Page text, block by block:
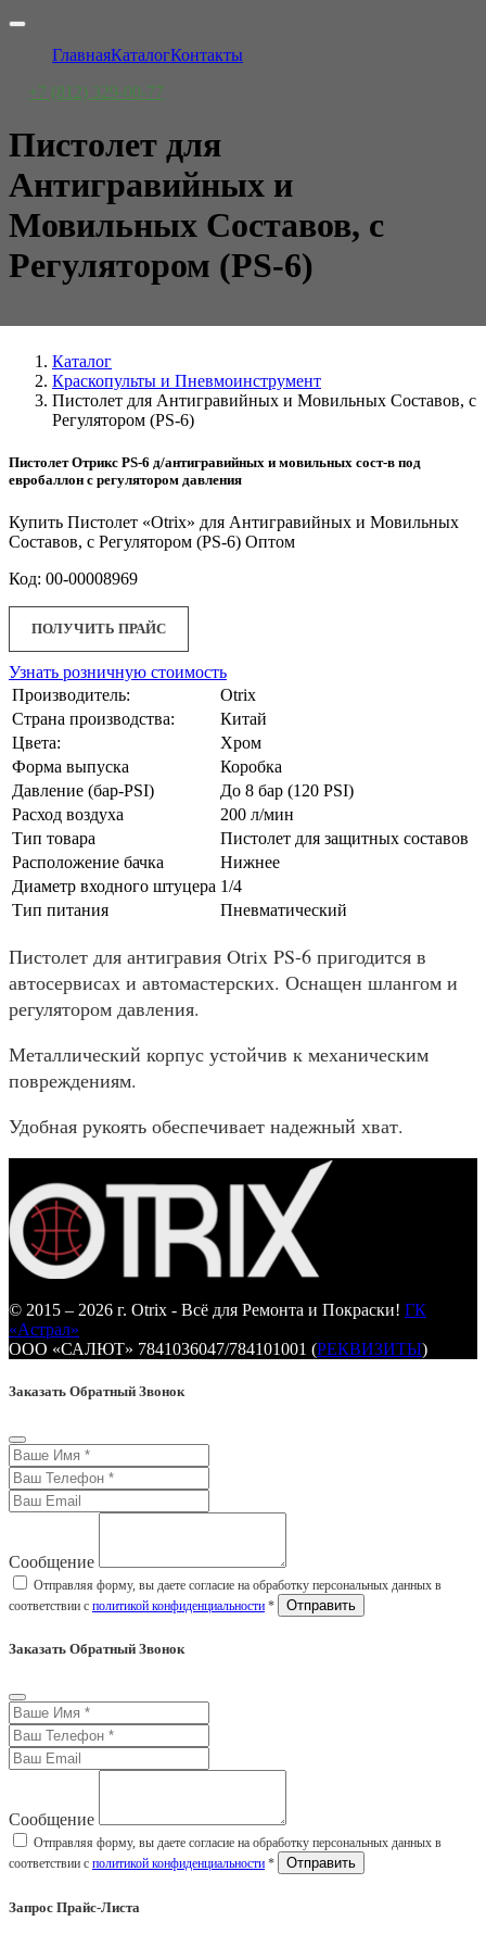
ГлавнаяКаталогКонтакты
+7 (812) 329-00-77
Пистолет для
Антигравийных и
Мовильных Составов, с
Регулятором (PS-6)
Каталог
Краскопульты и Пневмоинструмент
Пистолет для Антигравийных и Мовильных Составов, с
Регулятором (PS-6)
Пистолет Отрикс PS-6 д/антигравийных и мовильных сост-в под
евробаллон с регулятором давления
Купить Пистолет «Otrix» для Антигравийных и Мовильных
Составов, с Регулятором (PS-6) Оптом
Код: 00-00008969
ПОЛУЧИТЬ ПРАЙС
Узнать розничную стоимость
Производитель:
Otrix
Страна производства:
Китай
Цвета:
Хром
Форма выпуска
Коробка
Давление (бар-PSI)
До 8 бар (120 PSI)
Расход воздуха
200 л/мин
Тип товара
Пистолет для защитных составов
Расположение бачка
Нижнее
Диаметр входного штуцера 1/4
Тип питания
Пневматический
Пистолет для антигравия Otrix PS-6 пригодится в
автосервисах и автомастерских. Оснащен шлангом и
регулятором давления.
Металлический корпус устойчив к механическим
повреждениям.
Удобная рукоять обеспечивает надежный хват.
© 2015 – 2026 г. Otrix - Всё для Ремонта и Покраски! ГК
«Астрал»
ООО «САЛЮТ» 7841036047/784101001 (РЕКВИЗИТЫ)
Заказать Обратный Звонок
Сообщение
Отправляя форму, вы даете согласие на обработку персональных данных в
соответствии с политикой конфиденциальности *
Заказать Обратный Звонок
Сообщение
Отправляя форму, вы даете согласие на обработку персональных данных в
соответствии с политикой конфиденциальности *
Запрос Прайс-Листа